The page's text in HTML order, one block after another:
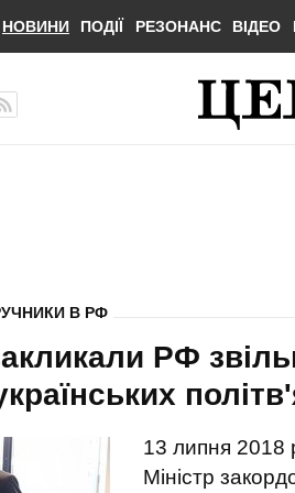
НОВИНИ ПОДІЇ РЕЗОНАНС ВІДЕО
В РФ
РФ
13 липня 2018
Міністр